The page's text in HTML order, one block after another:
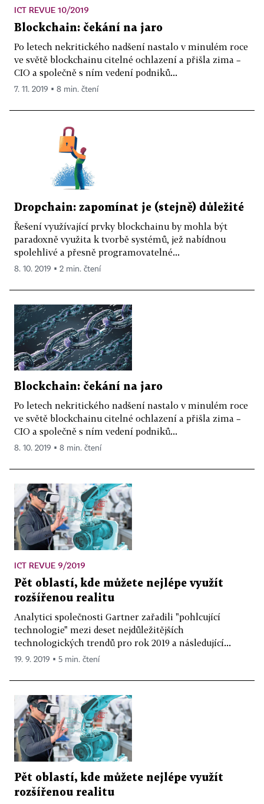
ICT REVUE 10/2019
Blockchain: čekání na jaro
Po letech nekritického nadšení nastalo v minulém roce
ve světě blockchainu citelné ochlazení a přišla zima –
CIO a společně s ním vedení podniků...
7. 11. 2019 ▪ 8 min. čtení
Dropchain: zapomínat je (stejně) důležité
Řešení využívající prvky blockchainu by mohla být
paradoxně využita k tvorbě systémů, jež nabídnou
spolehlivé a přesně programovatelné...
8. 10. 2019 ▪ 2 min. čtení
Blockchain: čekání na jaro
Po letech nekritického nadšení nastalo v minulém roce
ve světě blockchainu citelné ochlazení a přišla zima –
CIO a společně s ním vedení podniků...
8. 10. 2019 ▪ 8 min. čtení
ICT REVUE 9/2019
Pět oblastí, kde můžete nejlépe využít
rozšířenou realitu
Analytici společnosti Gartner zařadili "pohlcující
technologie" mezi deset nejdůležitějších
technologických trendů pro rok 2019 a následující...
19. 9. 2019 ▪ 5 min. čtení
Pět oblastí, kde můžete nejlépe využít
rozšířenou realitu